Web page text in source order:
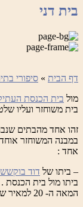
בית דני
דף הבית » סיפורי
מול בית הכנסת
בית משוחזר ועליו
אחד :
– ביתו של דוד
ביתו מול בית הכנסת
המאה ה- 20 למאיר שורץ , בנו של ר’